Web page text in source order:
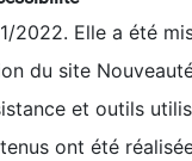
2022. Elle a été
du site
et outils
ont été